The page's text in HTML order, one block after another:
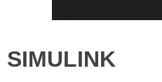
SIMULINK